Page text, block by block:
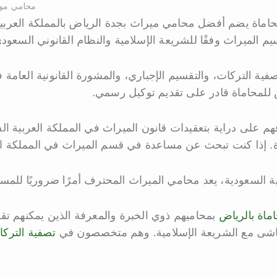
محامي
يضم أفضل محامي ميراث بجدة الرياض بالمملكة
الميراث وفقًا للشريعة الإسلامية والنظام القانوني
التركات، والتقسيم الإجباري، والمشورة القانونية
قادر على تقديم توكيل رسمي.
على دراية بتعقيدات قانون الميراث في المملكة
إذا كنت تبحث عن مساعدة في قسم الميراث في المملكة
السعودية، يعد محامي الميراث المحترف أمرًا ضروريًا
بالرياض بمحاميهم ذوي الخبرة والمعرفة الذين
مع الشريعة الإسلامية. وهم متخصصون في تصفية